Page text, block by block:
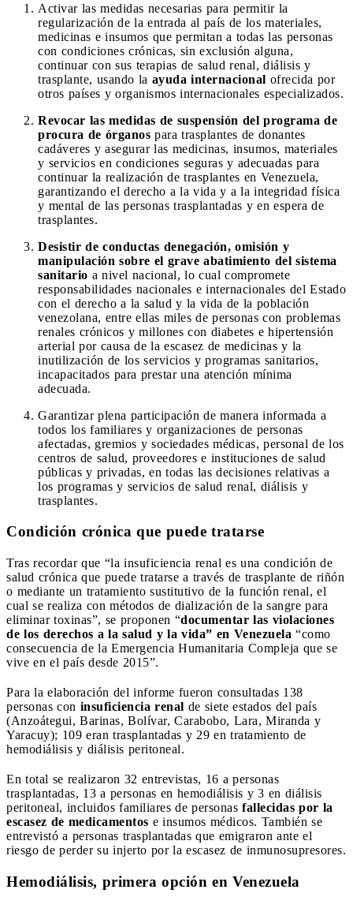
Activar las medidas necesarias para permitir la
regularización de la entrada al país de los materiales,
medicinas e insumos que permitan a todas las personas
con condiciones crónicas, sin exclusión alguna,
continuar con sus terapias de salud renal, diálisis y
trasplante, usando la ayuda internacional ofrecida por
otros países y organismos internacionales especializados.
Revocar las medidas de suspensión del programa de
procura de órganos para trasplantes de donantes
cadáveres y asegurar las medicinas, insumos, materiales
y servicios en condiciones seguras y adecuadas para
continuar la realización de trasplantes en Venezuela,
garantizando el derecho a la vida y a la integridad física
y mental de las personas trasplantadas y en espera de
trasplantes.
Desistir de conductas denegación, omisión y
manipulación sobre el grave abatimiento del sistema
sanitario a nivel nacional, lo cual compromete
responsabilidades nacionales e internacionales del Estado
con el derecho a la salud y la vida de la población
venezolana, entre ellas miles de personas con problemas
renales crónicos y millones con diabetes e hipertensión
arterial por causa de la escasez de medicinas y la
inutilización de los servicios y programas sanitarios,
incapacitados para prestar una atención mínima
adecuada.
Garantizar plena participación de manera informada a
todos los familiares y organizaciones de personas
afectadas, gremios y sociedades médicas, personal de los
centros de salud, proveedores e instituciones de salud
públicas y privadas, en todas las decisiones relativas a
los programas y servicios de salud renal, diálisis y
trasplantes.
Condición crónica que puede tratarse
Tras recordar que “la insuficiencia renal es una condición de
salud crónica que puede tratarse a través de trasplante de riñón
o mediante un tratamiento sustitutivo de la función renal, el
cual se realiza con métodos de dialización de la sangre para
eliminar toxinas”, se proponen “documentar las violaciones
de los derechos a la salud y la vida” en Venezuela “como
consecuencia de la Emergencia Humanitaria Compleja que se
vive en el país desde 2015”.
Para la elaboración del informe fueron consultadas 138
personas con insuficiencia renal de siete estados del país
(Anzoátegui, Barinas, Bolívar, Carabobo, Lara, Miranda y
Yaracuy); 109 eran trasplantadas y 29 en tratamiento de
hemodiálisis y diálisis peritoneal.
En total se realizaron 32 entrevistas, 16 a personas
trasplantadas, 13 a personas en hemodiálisis y 3 en diálisis
peritoneal, incluidos familiares de personas fallecidas por la
escasez de medicamentos e insumos médicos. También se
entrevistó a personas trasplantadas que emigraron ante el
riesgo de perder su injerto por la escasez de inmunosupresores.
Hemodiálisis, primera opción en Venezuela